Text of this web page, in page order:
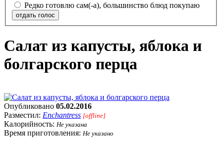
Редко готовлю сам(-а), большинство блюд покупаю
отдать голос
Салат из капусты, яблока и
болгарского перца
Опубликовано 05.02.2016
Разместил: Enchantress [offline]
Калорийность: Не указана
Время приготовления: Не указано